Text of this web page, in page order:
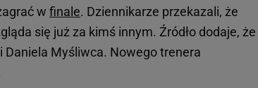
w finale. Dziennikarze przekazali, że
się już za kimś innym. Źródło dodaje, że
Daniela Myśliwca. Nowego trenera